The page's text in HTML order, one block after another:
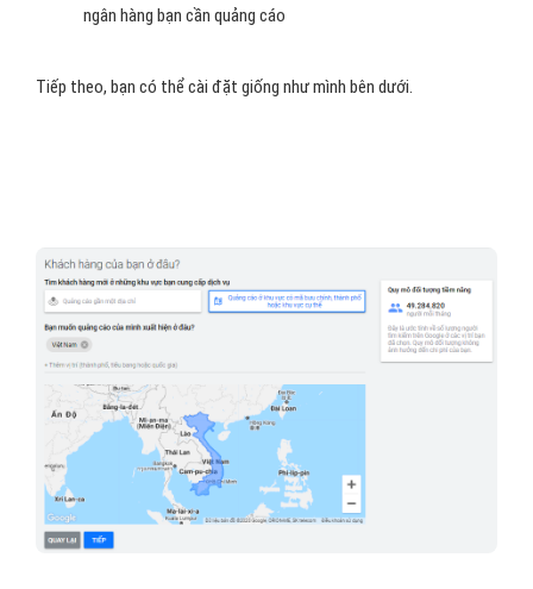
ngân hàng bạn cần quảng cáo
Tiếp theo, bạn có thể cài đặt giống như mình bên dưới.